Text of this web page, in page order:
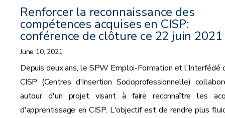
Renforcer la reconnaissance des
compétences acquises en CISP:
conférence de clôture ce 22 juin 2021
June 10, 2021
Depuis deux ans, le SPW Emploi-Formation et l'Interfédé
CISP (Centres d'Insertion Socioprofessionnelle)
autour d'un projet visant à faire reconnaître les
d'apprentissage en CISP. L'objectif est de rendre plus